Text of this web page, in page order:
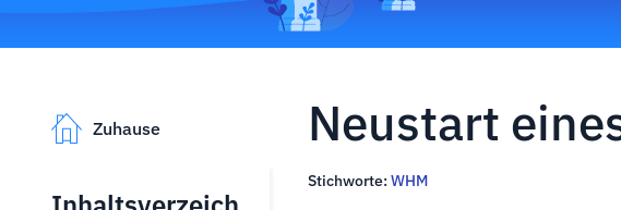
Zuhause Neustart
Stichworte: WHM